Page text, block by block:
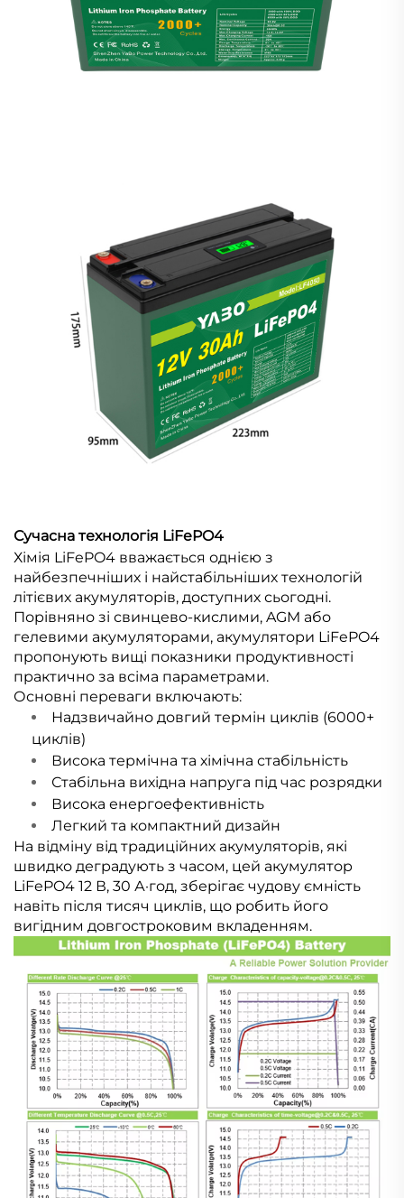
Сучасна технологія LiFePO4
Хімія LiFePO4 вважається однією з
найбезпечніших і найстабільніших технологій
літієвих акумуляторів, доступних сьогодні.
Порівняно зі свинцево-кислими, AGM або
гелевими акумуляторами, акумулятори LiFePO4
пропонують вищі показники продуктивності
практично за всіма параметрами.
Основні переваги включають:
Надзвичайно довгий термін циклів (6000+
циклів)
Висока термічна та хімічна стабільність
Стабільна вихідна напруга під час розрядки
Висока енергоефективність
Легкий та компактний дизайн
На відміну від традиційних акумуляторів, які
швидко деградують з часом, цей акумулятор
LiFePO4 12 В, 30 А·год, зберігає чудову ємність
навіть після тисяч циклів, що робить його
вигідним довгостроковим вкладенням.